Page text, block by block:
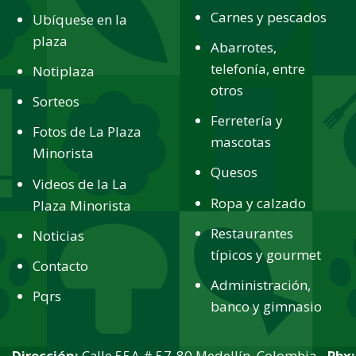
Ubíquese en la
plaza
Notiplaza
Sorteos
Fotos de La Plaza
Minorista
Videos de la La
Plaza Minorista
Noticias
Contacto
Pqrs
Carnes y pescados
Abarrotes,
telefonía, entre
otros
Ferretería y
mascotas
Quesos
Ropa y calzado
Restaurantes
típicos y gourmet
Administración,
banco y gimnasio